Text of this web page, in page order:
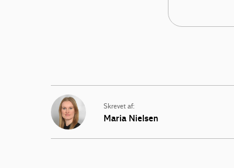
Skrevet af:
Maria Nielsen